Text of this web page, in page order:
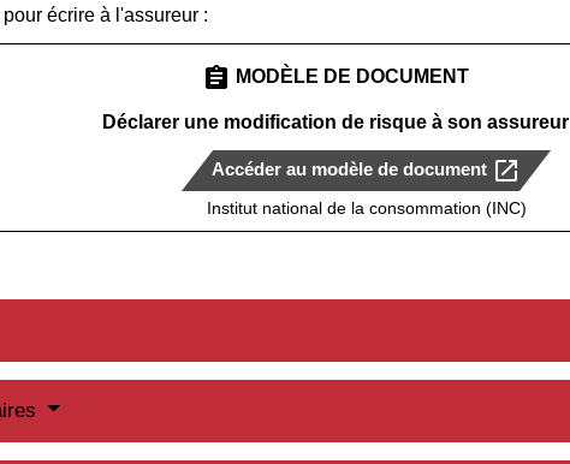
écrire à l'assureur :
assignment MODÈLE DE DOCUMENT
Déclarer une modification de risque à son assureur
Accéder au modèle de document open_in_new
Institut national de la consommation (INC)